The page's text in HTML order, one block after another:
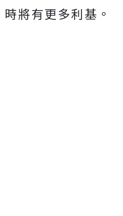
時將有更多利基。